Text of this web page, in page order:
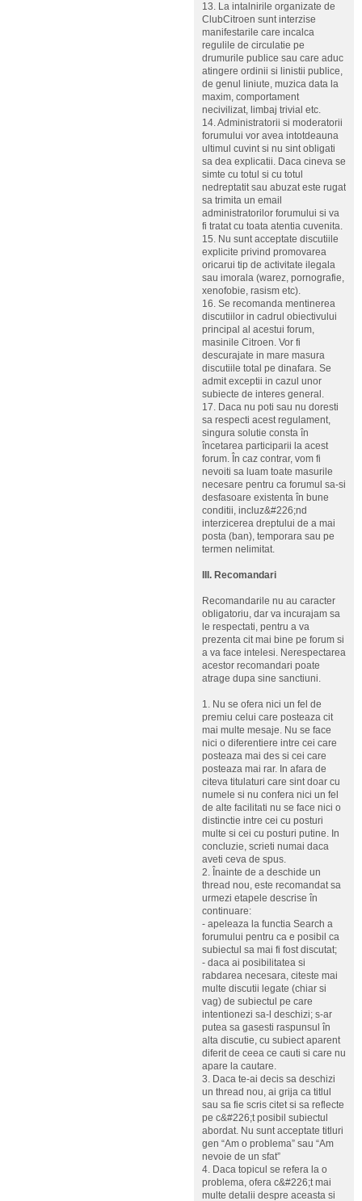
13. La intalnirile organizate de
ClubCitroen sunt interzise
manifestarile care incalca
regulile de circulatie pe
drumurile publice sau care aduc
atingere ordinii si linistii publice,
de genul liniute, muzica data la
maxim, comportament
necivilizat, limbaj trivial etc.
14. Administratorii si moderatorii
forumului vor avea intotdeauna
ultimul cuvint si nu sint obligati
sa dea explicatii. Daca cineva se
simte cu totul si cu totul
nedreptatit sau abuzat este rugat
sa trimita un email
administratorilor forumului si va
fi tratat cu toata atentia cuvenita.
15. Nu sunt acceptate discutiile
explicite privind promovarea
oricarui tip de activitate ilegala
sau imorala (warez, pornografie,
xenofobie, rasism etc).
16. Se recomanda mentinerea
discutiilor in cadrul obiectivului
principal al acestui forum,
masinile Citroen. Vor fi
descurajate in mare masura
discutiile total pe dinafara. Se
admit exceptii in cazul unor
subiecte de interes general.
17. Daca nu poti sau nu doresti
sa respecti acest regulament,
singura solutie consta în
încetarea participarii la acest
forum. În caz contrar, vom fi
nevoiti sa luam toate masurile
necesare pentru ca forumul sa-si
desfasoare existenta în bune
conditii, incluz&#226;nd
interzicerea dreptului de a mai
posta (ban), temporara sau pe
termen nelimitat.
III. Recomandari
Recomandarile nu au caracter
obligatoriu, dar va incurajam sa
le respectati, pentru a va
prezenta cit mai bine pe forum si
a va face intelesi. Nerespectarea
acestor recomandari poate
atrage dupa sine sanctiuni.
1. Nu se ofera nici un fel de
premiu celui care posteaza cit
mai multe mesaje. Nu se face
nici o diferentiere intre cei care
posteaza mai des si cei care
posteaza mai rar. In afara de
citeva titulaturi care sint doar cu
numele si nu confera nici un fel
de alte facilitati nu se face nici o
distinctie intre cei cu posturi
multe si cei cu posturi putine. In
concluzie, scrieti numai daca
aveti ceva de spus.
2. Înainte de a deschide un
thread nou, este recomandat sa
urmezi etapele descrise în
continuare:
- apeleaza la functia Search a
forumului pentru ca e posibil ca
subiectul sa mai fi fost discutat;
- daca ai posibilitatea si
rabdarea necesara, citeste mai
multe discutii legate (chiar si
vag) de subiectul pe care
intentionezi sa-l deschizi; s-ar
putea sa gasesti raspunsul în
alta discutie, cu subiect aparent
diferit de ceea ce cauti si care nu
apare la cautare.
3. Daca te-ai decis sa deschizi
un thread nou, ai grija ca titlul
sau sa fie scris citet si sa reflecte
pe c&#226;t posibil subiectul
abordat. Nu sunt acceptate titluri
gen “Am o problema” sau “Am
nevoie de un sfat”
4. Daca topicul se refera la o
problema, ofera c&#226;t mai
multe detalii despre aceasta si